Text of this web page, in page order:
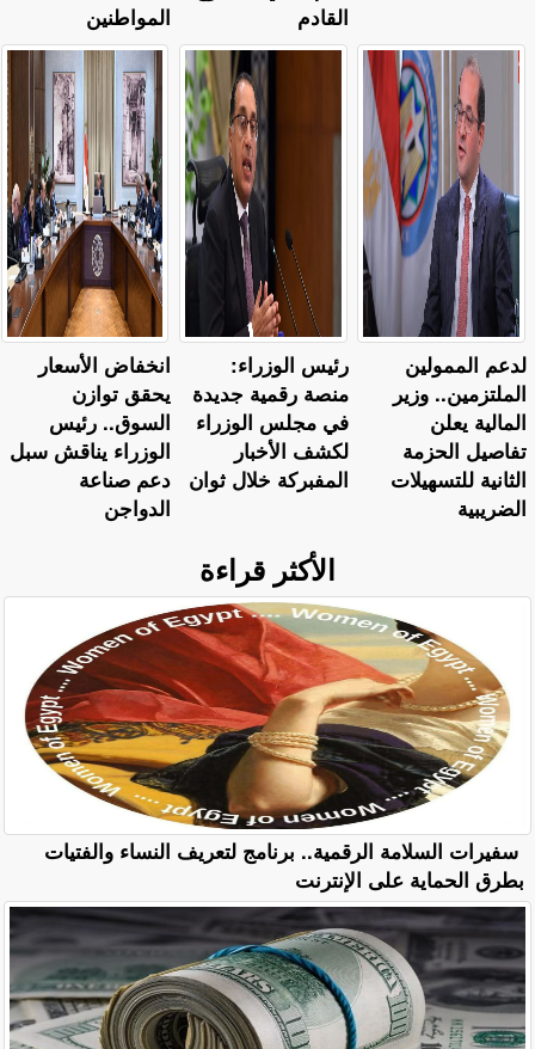
المواطنين
القادم
انخفاض الأسعار
يحقق توازن
السوق.. رئيس
الوزراء يناقش سبل
دعم صناعة
الدواجن
رئيس الوزراء:
منصة رقمية جديدة
في مجلس الوزراء
لكشف الأخبار
المفبركة خلال ثوان
لدعم الممولين
الملتزمين.. وزير
المالية يعلن
تفاصيل الحزمة
الثانية للتسهيلات
الضريبية
الأكثر قراءة
سفيرات السلامة الرقمية.. برنامج لتعريف النساء والفتيات
بطرق الحماية على الإنترنت